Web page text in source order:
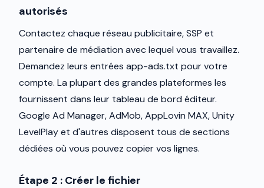
autorisés
Contactez chaque réseau publicitaire, SSP et
partenaire de médiation avec lequel vous travaillez.
Demandez leurs entrées app-ads.txt pour votre
compte. La plupart des grandes plateformes les
fournissent dans leur tableau de bord éditeur.
Google Ad Manager, AdMob, AppLovin MAX, Unity
LevelPlay et d'autres disposent tous de sections
dédiées où vous pouvez copier vos lignes.
Étape 2 : Créer le fichier